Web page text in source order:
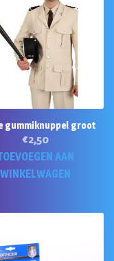
gummiknuppel groot
€2,50
AAN
WINKELWAGEN